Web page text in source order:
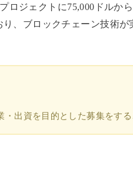
ロジェクトに75,000ドルか
、ブロックチェーン技術
出資を目的とした募集をする